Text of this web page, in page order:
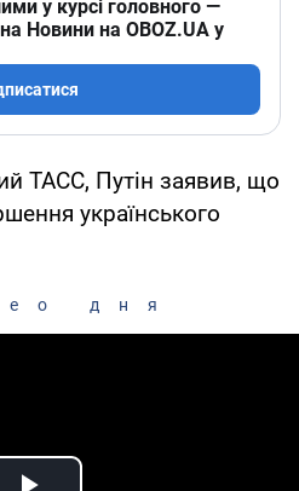
у курсі головного —
Новини на OBOZ.UA у
ТАСС, Путін заявив, що
українського
дня